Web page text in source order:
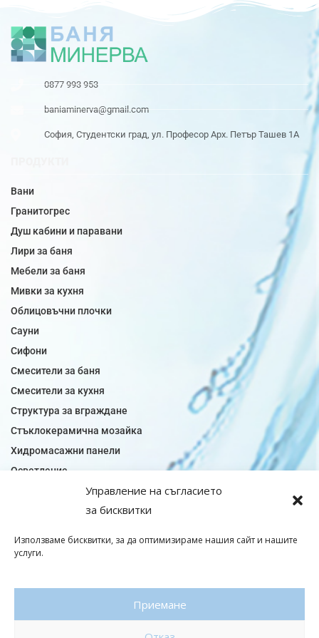
Управление на съгласието
за бисквитки
Използваме бисквитки, за да оптимизираме нашия сайт и нашите
услуги.
Приемане
0877 993 953
baniaminerva@gmail.com
София, Студентски град, ул. Професор Арх. Петър Ташев 1А
Вани
Гранитогрес
Душ кабини и паравани
Лири за баня
Мебели за баня
Мивки за кухня
Облицовъчни плочки
Сауни
Сифони
Смесители за баня
Смесители за кухня
Структура за вграждане
Стъклокерамична мозайка
Хидромасажни панели
Осветление
Огледала за баня
Плочки модели
Подови плочки